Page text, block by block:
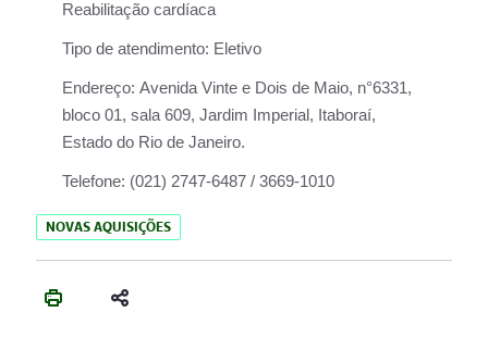
Reabilitação cardíaca
Tipo de atendimento: Eletivo
Endereço: Avenida Vinte e Dois de Maio, n°6331,
bloco 01, sala 609, Jardim Imperial, Itaboraí,
Estado do Rio de Janeiro.
Telefone: (021) 2747-6487 / 3669-1010
NOVAS AQUISIÇÕES